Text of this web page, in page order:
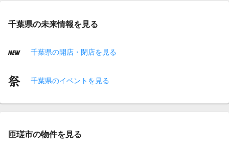
千葉県の未来情報を見る
千葉県の開店・閉店を見る
千葉県のイベントを見る
匝瑳市の物件を見る